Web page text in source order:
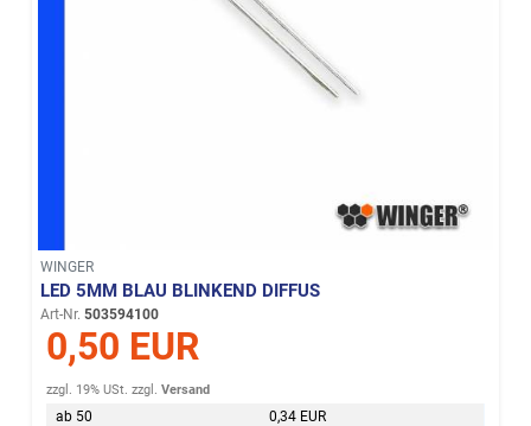
WINGER
LED 5MM BLAU BLINKEND DIFFUS
Art-Nr. 503594100
0,50 EUR
zzgl. 19% USt. zzgl.Versand
ab 50
0,34 EUR